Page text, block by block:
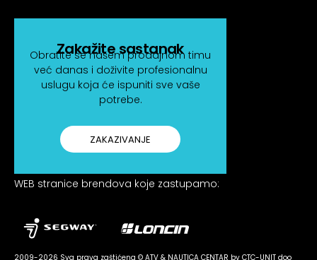
Zakažite sastanak
Obratite se našem prodajnom timu
već danas i doživite profesionalnu
uslugu koja će ispuniti sve vaše
potrebe.
ZAKAZIVANJE
WEB stranice brendova koje zastupamo:
2009-2026 Sva prava zaštićena © ATV & NAUTICA CENTAR by CTC-UNIT doo